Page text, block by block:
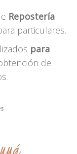
Repostería
particulares.
para
de